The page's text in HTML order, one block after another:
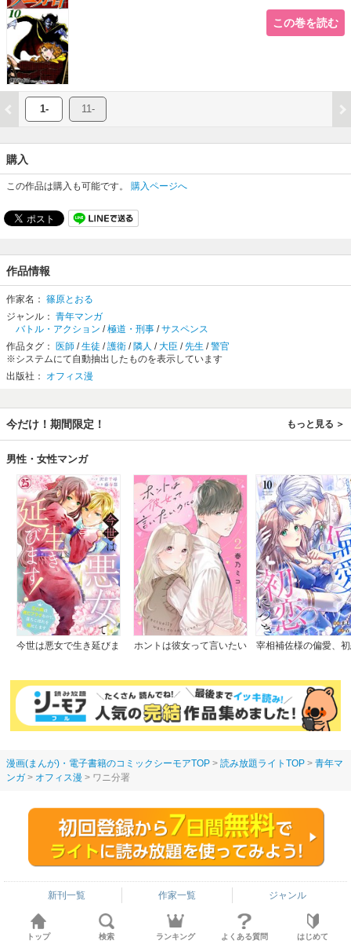
この巻を読む
1- 11-
購入
この作品は購入も可能です。 購入ページへ
作品情報
作家名： 篠原とおる
ジャンル： 青年マンガ
バトル・アクション /極道・刑事 /サスペンス
作品タグ： 医師 /生徒 /護衛 /隣人 /大臣 /先生 /警官
※システムにて自動抽出したものを表示しています
出版社： オフィス漫
今だけ！期間限定！ もっと見る
男性・女性マンガ
今世は悪女で生き延びま
します～
ホントは彼女って言いたい
宰相補佐様の偏愛、
漫画(まんが)・電子書籍のコミックシーモアTOP 読み放題ライトTOP
青年マ
ンガ
オフィス漫 ワニ分署
新刊一覧 作家一覧 ジャンル
トップ 検索 ランキング よくある質問 はじめて